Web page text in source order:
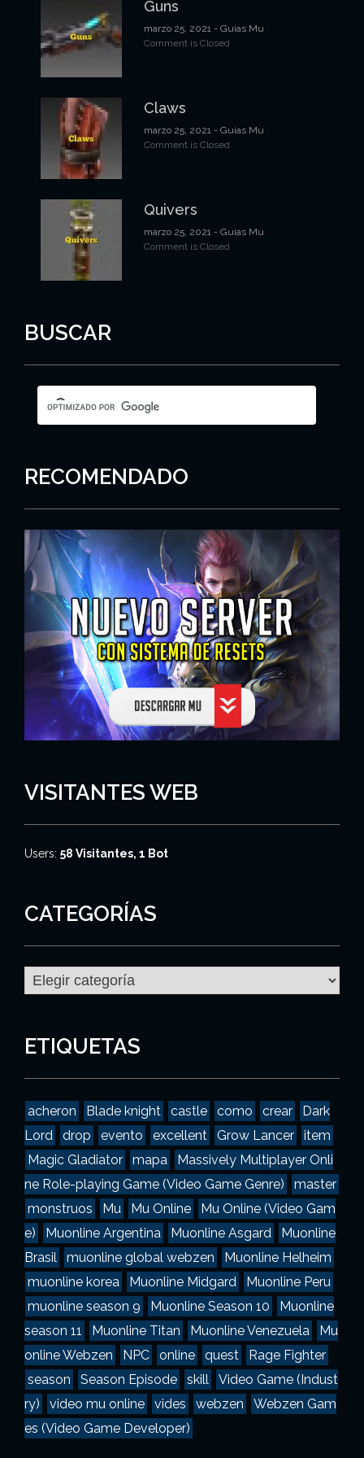
Guns
marzo 25, 2021 - Guias Mu
Comment is Closed
Claws
marzo 25, 2021 - Guias Mu
Comment is Closed
Quivers
marzo 25, 2021 - Guias Mu
Comment is Closed
BUSCAR
RECOMENDADO
VISITANTES WEB
Users: 58 Visitantes, 1 Bot
CATEGORÍAS
g
o
a
s
ETIQUETAS
acheron Blade knight castle como crear
Dark
Lord
drop evento excellent Grow Lancer
item
Magic Gladiator
mapa
Massively Multiplayer Onli
ne Role-playing Game (Video Game Genre)
master
monstruos
Mu Mu Online
Mu Online (Video Gam
e)
Muonline Argentina Muonline Asgard
Muonline
Brasil
muonline global webzen
Muonline Helheim
muonline korea
Muonline Midgard
Muonline Peru
muonline season 9
Muonline Season 10
Muonline
season 11
Muonline Titan Muonline Venezuela
Mu
online Webzen
NPC online quest
Rage Fighter
season
Season Episode skill
Video Game (Indust
ry)
video mu online vides webzen
Webzen Gam
es (Video Game Developer)